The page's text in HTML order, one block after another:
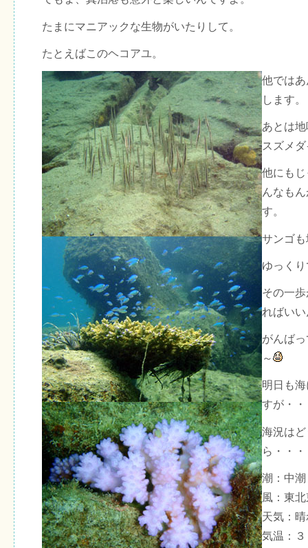
たまにマニアックな生物がいたりして。
たとえばこのヘコアユ。
他では
します。
あとは
スズメ
他にも
んなも
す。
サンゴ
ゆっく
その一
ればい
がんば
～
明日も
すが・・
海況は
ら・・・
潮：中潮
風：東
天気：
気温：